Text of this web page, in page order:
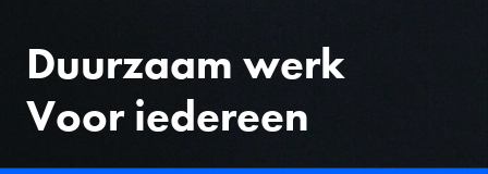
Duurzaam werk
Voor iedereen